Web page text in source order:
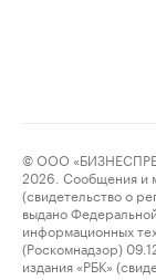
© ООО
2026. Сообщения и
(свидетельство о
выдано
информационных
(Роскомнадзор)
издания «РБК»